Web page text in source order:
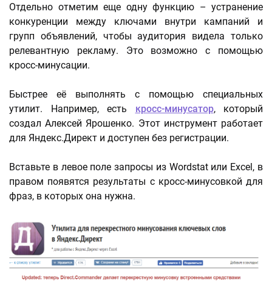
Отдельно отметим еще одну функцию – устранение
конкуренции между ключами внутри кампаний и
групп объявлений, чтобы аудитория видела только
релевантную рекламу. Это возможно с помощью
кросс-минусации.
Быстрее её выполнять с помощью специальных
утилит. Например, есть кросс-минусатор, который
создал Алексей Ярошенко. Этот инструмент работает
для Яндекс.Директ и доступен без регистрации.
Вставьте в левое поле запросы из Wordstat или Excel, в
правом появятся результаты с кросс-минусовкой для
фраз, в которых она нужна.